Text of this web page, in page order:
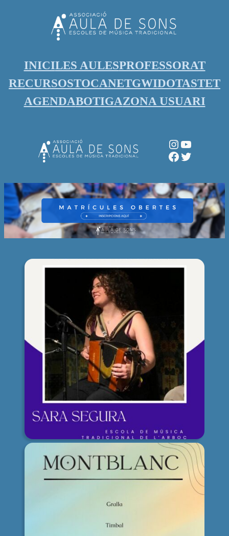
INICILES AULESPROFESSORAT
RECURSOSTOCANETGWIDOTASTET
AGENDABOTIGAZONA USUARI
Instagram
YouTube
Facebook
Twitter